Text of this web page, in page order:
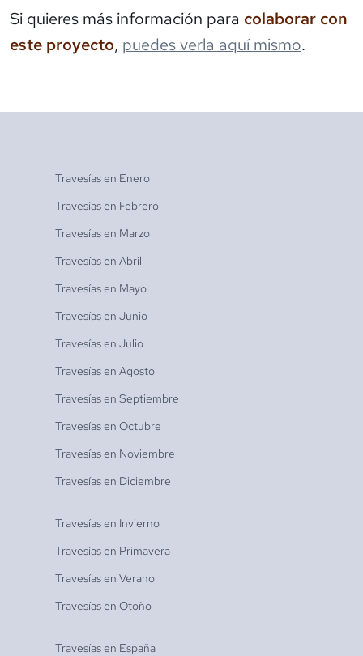
Si quieres más información para colaborar con
este proyecto, puedes verla aquí mismo.
Travesías en Enero
Travesías en Febrero
Travesías en Marzo
Travesías en Abril
Travesías en Mayo
Travesías en Junio
Travesías en Julio
Travesías en Agosto
Travesías en Septiembre
Travesías en Octubre
Travesías en Noviembre
Travesías en Diciembre
Travesías en Invierno
Travesías en Primavera
Travesías en Verano
Travesías en Otoño
Travesías en España